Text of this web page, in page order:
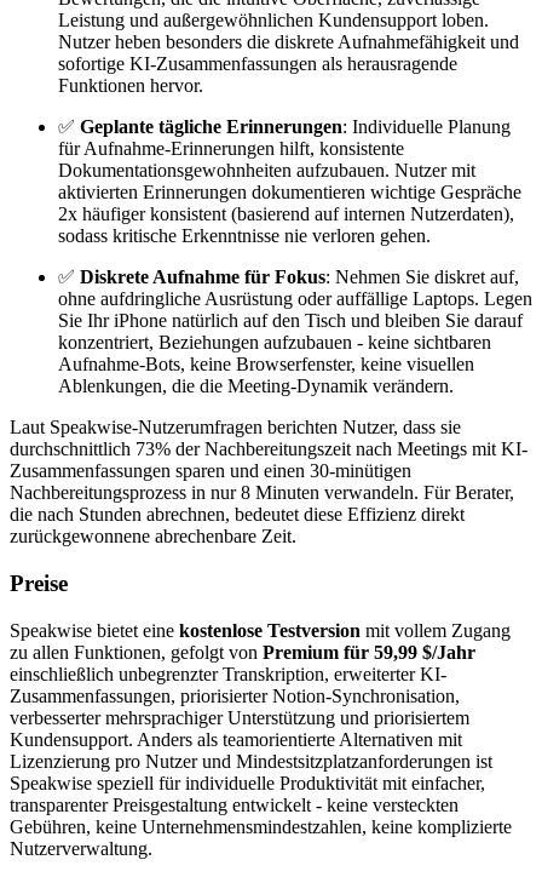
Leistung und außergewöhnlichen Kundensupport loben.
Nutzer heben besonders die diskrete Aufnahmefähigkeit und
sofortige KI-Zusammenfassungen als herausragende
Funktionen hervor.
✅ Geplante tägliche Erinnerungen: Individuelle Planung
für Aufnahme-Erinnerungen hilft, konsistente
Dokumentationsgewohnheiten aufzubauen. Nutzer mit
aktivierten Erinnerungen dokumentieren wichtige Gespräche
2x häufiger konsistent (basierend auf internen Nutzerdaten),
sodass kritische Erkenntnisse nie verloren gehen.
✅ Diskrete Aufnahme für Fokus: Nehmen Sie diskret auf,
ohne aufdringliche Ausrüstung oder auffällige Laptops. Legen
Sie Ihr iPhone natürlich auf den Tisch und bleiben Sie darauf
konzentriert, Beziehungen aufzubauen - keine sichtbaren
Aufnahme-Bots, keine Browserfenster, keine visuellen
Ablenkungen, die die Meeting-Dynamik verändern.
Laut Speakwise-Nutzerumfragen berichten Nutzer, dass sie
durchschnittlich 73% der Nachbereitungszeit nach Meetings mit KI-
Zusammenfassungen sparen und einen 30-minütigen
Nachbereitungsprozess in nur 8 Minuten verwandeln. Für Berater,
die nach Stunden abrechnen, bedeutet diese Effizienz direkt
zurückgewonnene abrechenbare Zeit.
Preise
Speakwise bietet eine kostenlose Testversion mit vollem Zugang
zu allen Funktionen, gefolgt von Premium für 59,99 $/Jahr
einschließlich unbegrenzter Transkription, erweiterter KI-
Zusammenfassungen, priorisierter Notion-Synchronisation,
verbesserter mehrsprachiger Unterstützung und priorisiertem
Kundensupport. Anders als teamorientierte Alternativen mit
Lizenzierung pro Nutzer und Mindestsitzplatzanforderungen ist
Speakwise speziell für individuelle Produktivität mit einfacher,
transparenter Preisgestaltung entwickelt - keine versteckten
Gebühren, keine Unternehmensmindestzahlen, keine komplizierte
Nutzerverwaltung.